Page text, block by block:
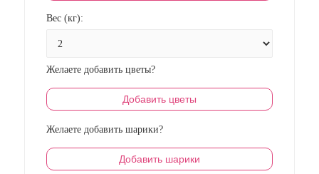
Вес (кг):
Желаете добавить цветы?
Добавить цветы
Желаете добавить шарики?
Добавить шарики